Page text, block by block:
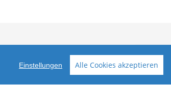
Einstellungen Alle Cookies akzeptieren